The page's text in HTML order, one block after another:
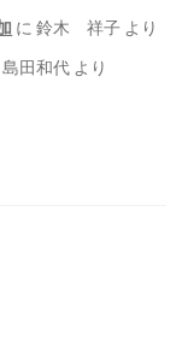
に鈴木 祥子 より
島田和代 より